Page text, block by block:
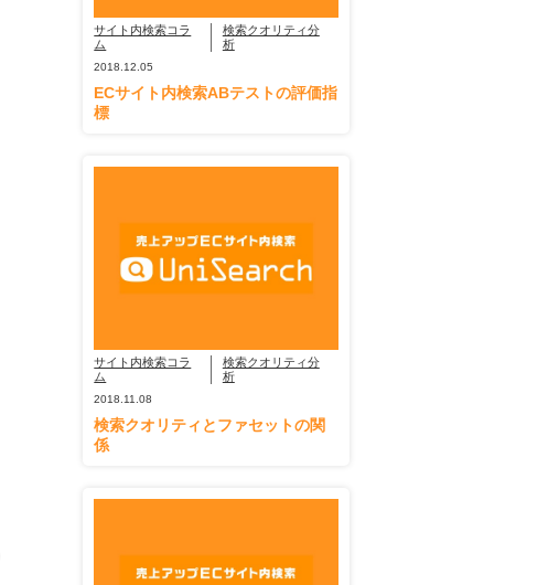
サイト内検索コラ
ム
検索クオリティ分
析
2018.12.05
ECサイト内検索ABテストの評価指
標
サイト内検索コラ
ム
検索クオリティ分
析
2018.11.08
検索クオリティとファセットの関
係